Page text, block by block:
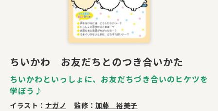
ちいかわ お友だちとのつき合いかた
ちいかわといっしょに、お友だちづき合いのヒケツを
学ぼう♪
イラスト： ナガノ 監修： 加藤 裕美子